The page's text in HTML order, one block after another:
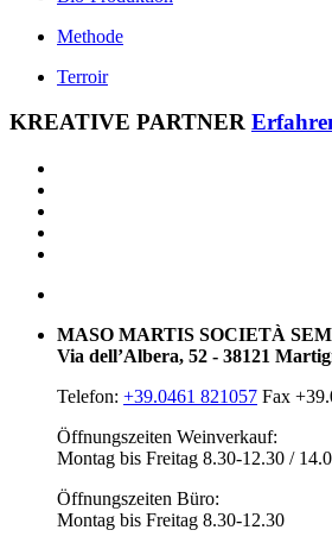
Methode
Terroir
KREATIVE PARTNER
MASO MARTIS SOCIETÀ
Via dell’Albera, 52 - 38121
Telefon: +39.0461 821057 Fax
Öffnungszeiten Weinverkauf:
Montag bis Freitag 8.30-12.30 /
Öffnungszeiten Büro:
Montag bis Freitag 8.30-12.30